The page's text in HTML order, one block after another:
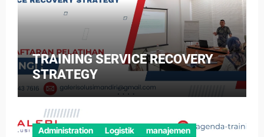
TRAINING SERVICE RECOVERY
STRATEGY
Administration Logistik manajemen